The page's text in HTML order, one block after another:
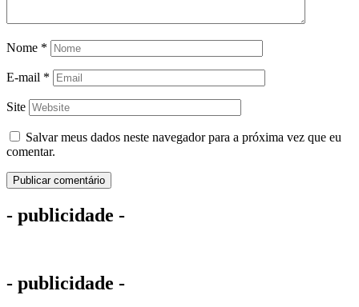
Nome *
E-mail *
Site
Salvar meus dados neste navegador para a próxima vez que eu
comentar.
- publicidade -
- publicidade -